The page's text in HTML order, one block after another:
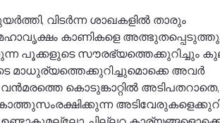
വിടർന്ന ശാഖകളിൽ താരും
കാണികളെ
പൂക്കളുടെ സൗരഭ്യത്തെക്കുറിച്ചും
മാധുര്യത്തെക്കുറിച്ചുമൊക്കെ അവർ
കൊടുങ്കാറ്റിൽ അടിപതറാതെ,